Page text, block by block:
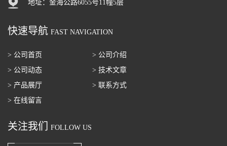
地址：金海公路6055号11幢5层
快速导航 FAST NAVIGATION
> 公司首页
> 公司介绍
> 公司动态
> 技术文章
> 产品展厅
> 联系方式
> 在线留言
关注我们 FOLLOW US